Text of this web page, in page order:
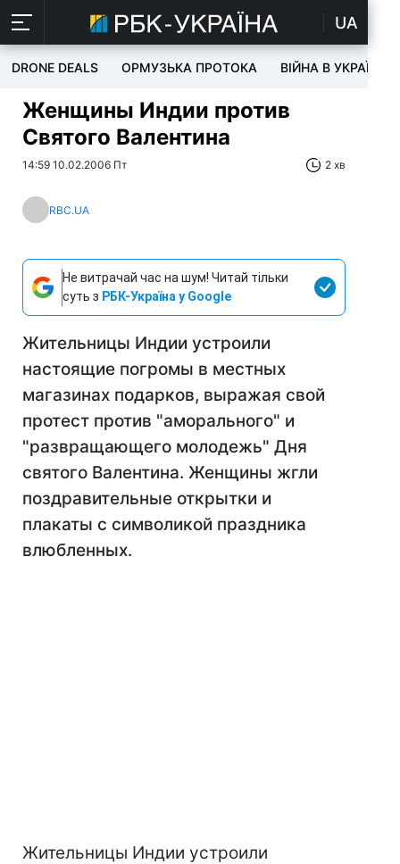
UA
DRONE DEALS ОРМУЗЬКА ПРОТОКА ВІЙНА В УКРАЇНІ
Женщины Индии против
Святого Валентина
14:59 10.02.2006 Пт 2 хв
RBC.UA
Не витрачай час на шум! Читай тільки
суть з РБК-Україна у Google
Жительницы Индии устроили
настоящие погромы в местных
магазинах подарков, выражая свой
протест против "аморального" и
"развращающего молодежь" Дня
святого Валентина. Женщины жгли
поздравительные открытки и
плакаты с символикой праздника
влюбленных.
Жительницы Индии устроили